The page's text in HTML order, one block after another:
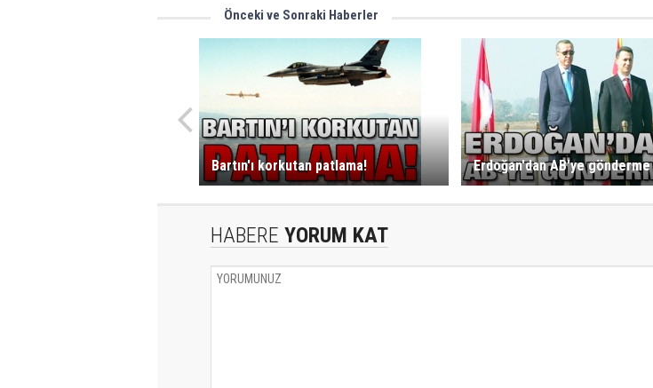
Önceki ve Sonraki Haberler
Bartın'ı korkutan patlama! Erdoğan'dan AB'ye gönderme
HABERE YORUM KAT